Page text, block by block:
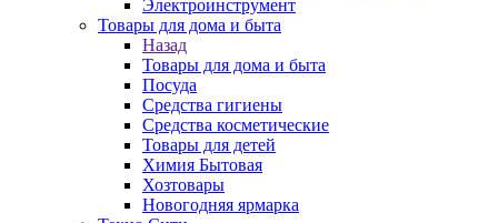
Электроинструмент
Товары для дома и быта
Назад
Товары для дома и быта
Посуда
Средства гигиены
Средства косметические
Товары для детей
Химия Бытовая
Хозтовары
Новогодняя ярмарка